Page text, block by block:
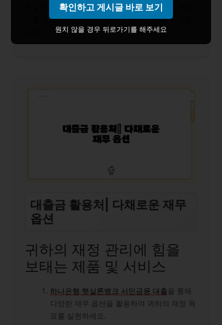
햇살론뱅크 서민금융 대출을 통해 최적의 금융 서비
스를 제공하여 고객의 재정적 안정과 성장을 지원합
대출금 활용처| 다채로운 재무
옵션
귀하의 재정 관리에 힘을
보태는 제품 및 서비스
하나은행 햇살론뱅크 서민금융 대출을 통해
다양한 재무 옵션을 활용하여 귀하의 재정 목
표를 실현하세요.
확인하고 게시글 바로 보기
원치 않을 경우 뒤로가기를 해주세요